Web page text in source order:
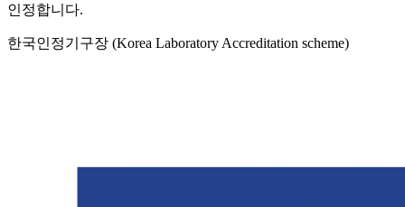
인정합니다.
한국인정기구장 (Korea Laboratory Accreditation scheme)